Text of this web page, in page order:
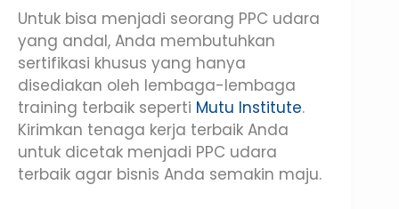
Untuk bisa menjadi seorang PPC udara
yang andal, Anda membutuhkan
sertifikasi khusus yang hanya
disediakan oleh lembaga-lembaga
training terbaik seperti Mutu Institute.
Kirimkan tenaga kerja terbaik Anda
untuk dicetak menjadi PPC udara
terbaik agar bisnis Anda semakin maju.